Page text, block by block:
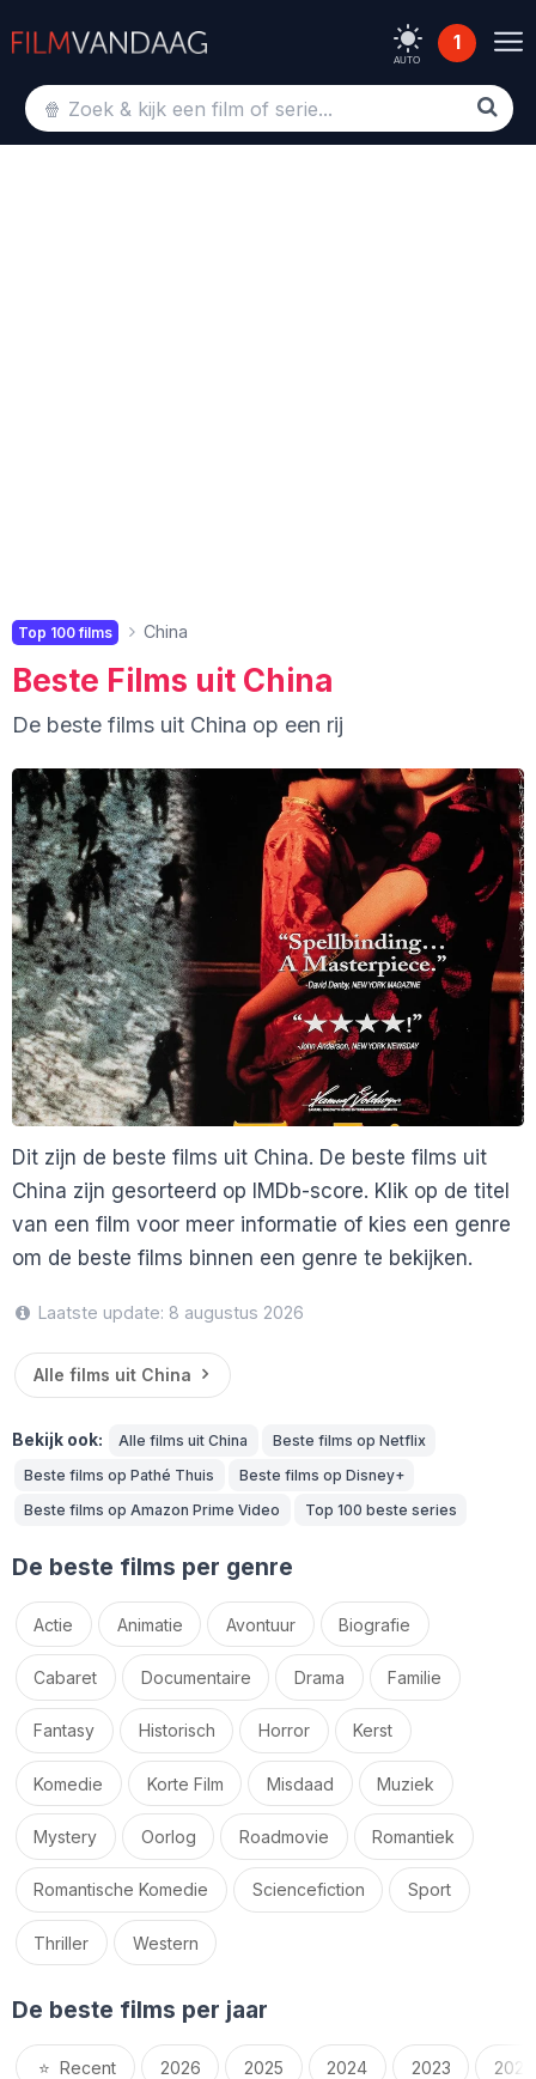
AUTO
1
Top 100 films China
Beste Films uit China
De beste films uit China op een rij
Dit zijn de beste films uit China. De beste films uit
China zijn gesorteerd op IMDb-score. Klik op de titel
van een film voor meer informatie of kies een genre
om de beste films binnen een genre te bekijken.
Laatste update: 8 augustus 2026
Alle films uit China
Bekijk ook: Alle films uit China
Beste films op Netflix
Beste films op Pathé Thuis
Beste films op Disney+
Beste films op Amazon Prime Video
Top 100 beste series
De beste films per genre
Actie Animatie Avontuur Biografie
Cabaret Documentaire Drama Familie
Fantasy Historisch Horror Kerst
Komedie Korte Film Misdaad Muziek
Mystery Oorlog Roadmovie Romantiek
Romantische Komedie Sciencefiction Sport
Thriller Western
De beste films per jaar
⭐️ Recent 2026 2025 2024 2023 2022